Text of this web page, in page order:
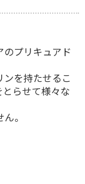
プリキュアド
を持たせるこ
らせて様々な
。